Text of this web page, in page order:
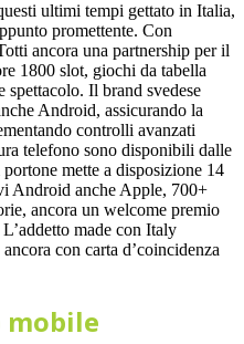
ultimi tempi gettato in Italia,
promettente. Con
ancora una partnership per il
1800 slot, giochi da tabella
spettacolo. Il brand svedese
Android, assicurando la
controlli avanzati
telefono sono disponibili dalle
mette a disposizione 14
Android anche Apple, 700+
ancora un welcome premio
made con Italy
con carta d’coincidenza
mobile